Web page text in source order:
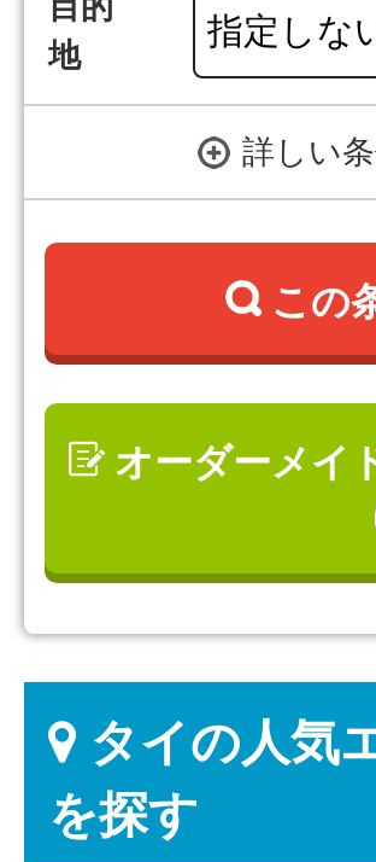
目的
地
詳しい
この
オーダーメイ
タイの人気
を探す